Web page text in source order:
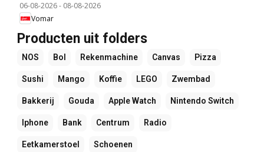
06-08-2026- 08-08-2026
Vomar
Producten uit folders
NOS Bol Rekenmachine Canvas Pizza
Sushi Mango Koffie LEGO Zwembad
Bakkerij Gouda Apple Watch Nintendo Switch
Iphone Bank Centrum Radio
Eetkamerstoel Schoenen